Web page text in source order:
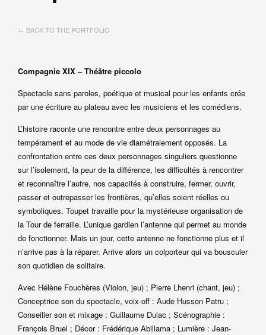
← BACK TO THE PORTFOLIO
Compagnie XIX – Théâtre piccolo
Spectacle sans paroles, poétique et musical pour les enfants crée
par une écriture au plateau avec les musiciens et les comédiens.
L’histoire raconte une rencontre entre deux personnages au
tempérament et au mode de vie diamétralement opposés. La
confrontation entre ces deux personnages singuliers questionne
sur l’isolement, la peur de la différence, les difficultés à rencontrer
et reconnaître l’autre, nos capacités à construire, fermer, ouvrir,
passer et outrepasser les frontières, qu’elles soient réelles ou
symboliques. Toupet travaille pour la mystérieuse organisation de
la Tour de ferraille. L’unique gardien l’antenne qui permet au monde
de fonctionner. Mais un jour, cette antenne ne fonctionne plus et il
n’arrive pas à la réparer. Arrive alors un colporteur qui va bousculer
son quotidien de solitaire.
Avec Hélène Fouchères (Violon, jeu) ; Pierre Lhenri (chant, jeu) ;
Conceptrice son du spectacle, voix-off : Aude Husson Patru ;
Conseiller son et mixage : Guillaume Dulac ; Scénographie :
François Bruel ; Décor : Frédérique Abillama ; Lumière : Jean-